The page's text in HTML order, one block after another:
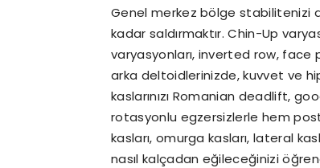
Genel merkez bölge stabilitenizi
kadar saldırmaktır. Chin-Up
varyasyonları, inverted row, face
arka deltoidlerinizde, kuvvet ve
kaslarınızı Romanian deadlift,
rotasyonlu egzersizlerle hem
kasları, omurga kasları, lateral
nasıl kalçadan eğileceğinizi